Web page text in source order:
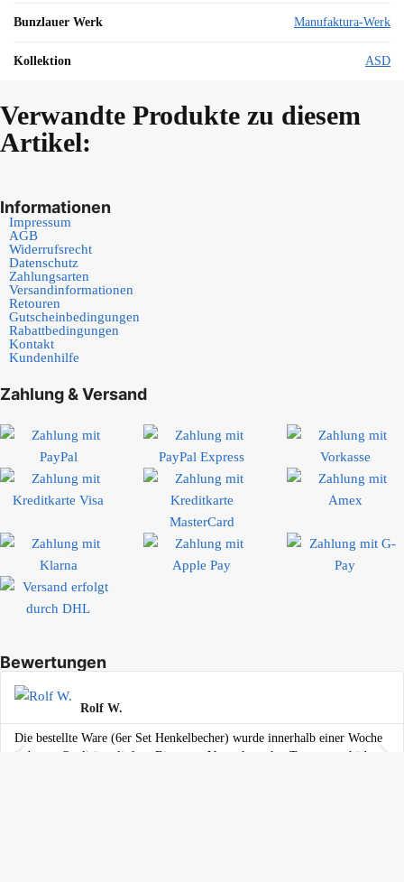
Bunzlauer Werk Manufaktura-Werk
Kollektion ASD
Verwandte Produkte zu diesem
Artikel:
Informationen
Impressum
AGB
Widerrufsrecht
Datenschutz
Zahlungsarten
Versandinformationen
Retouren
Gutscheinbedingungen
Rabattbedingungen
Kontakt
Kundenhilfe
Zahlung & Versand
Bewertungen
Rolf W.
Die bestellte Ware (6er Set Henkelbecher) wurde innerhalb einer Woche
in bester Qualität geliefert. Eine gute Verpackung hat Transportschäden